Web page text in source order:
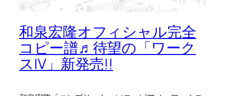
和泉宏隆オフィシャル完全
コピー譜♬待望の「ワーク
スIV」新発売!!